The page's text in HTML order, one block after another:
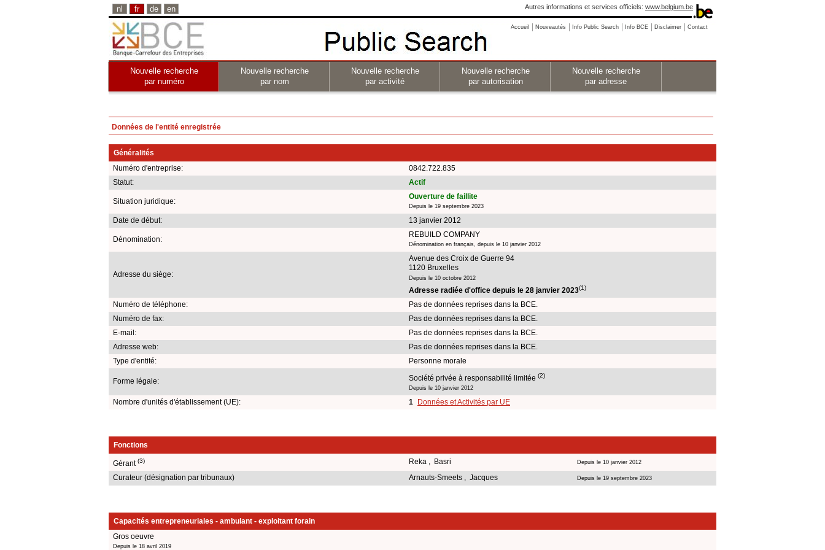
nl fr de en Autres informations et services officiels: www.belgium.be
Accueil Nouveautés Info Public Search Info BCE Disclaimer Contact
Nouvelle recherche
par numéro
Nouvelle recherche
par nom
Nouvelle recherche
par activité
Nouvelle recherche
par autorisation
Nouvelle recherche
par adresse
Données de l'entité enregistrée
Généralités
Numéro d'entreprise:
0842.722.835
Statut:
Actif
Situation juridique:
Ouverture de faillite
Depuis le 19 septembre 2023
Date de début: 13 janvier 2012
Dénomination:
REBUILD COMPANY
Dénomination en français, depuis le 10 janvier 2012
Adresse du siège:
Avenue des Croix de Guerre 94
1120 Bruxelles
Depuis le 10 octobre 2012
Adresse radiée d'office depuis le 28 janvier 2023(1)
Numéro de téléphone:
Pas de données reprises dans la BCE.
Numéro de fax:
Pas de données reprises dans la BCE.
E-mail:
Pas de données reprises dans la BCE.
Adresse web:
Pas de données reprises dans la BCE.
Type d'entité:
Personne morale
Forme légale: Société privée à responsabilité limitée (2)
Depuis le 10 janvier 2012
Nombre d'unités d'établissement (UE): 1 Données et Activités par UE
Fonctions
Gérant(3) Reka , Basri Depuis le 10 janvier 2012
Curateur (désignation par tribunaux) Arnauts-Smeets , Jacques Depuis le 19 septembre 2023
Capacités entrepreneuriales - ambulant - exploitant forain
Gros oeuvre
Depuis le 18 avril 2019